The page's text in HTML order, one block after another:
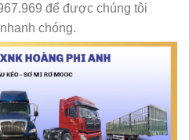
để được chúng tôi
chóng.